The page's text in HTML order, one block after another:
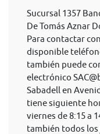
Sucursal 1357
De Tomás Aznar
Para contactar
disponible
también puede
electrónico
Sabadell en
tiene siguiente
viernes de 8:15 a
también todos